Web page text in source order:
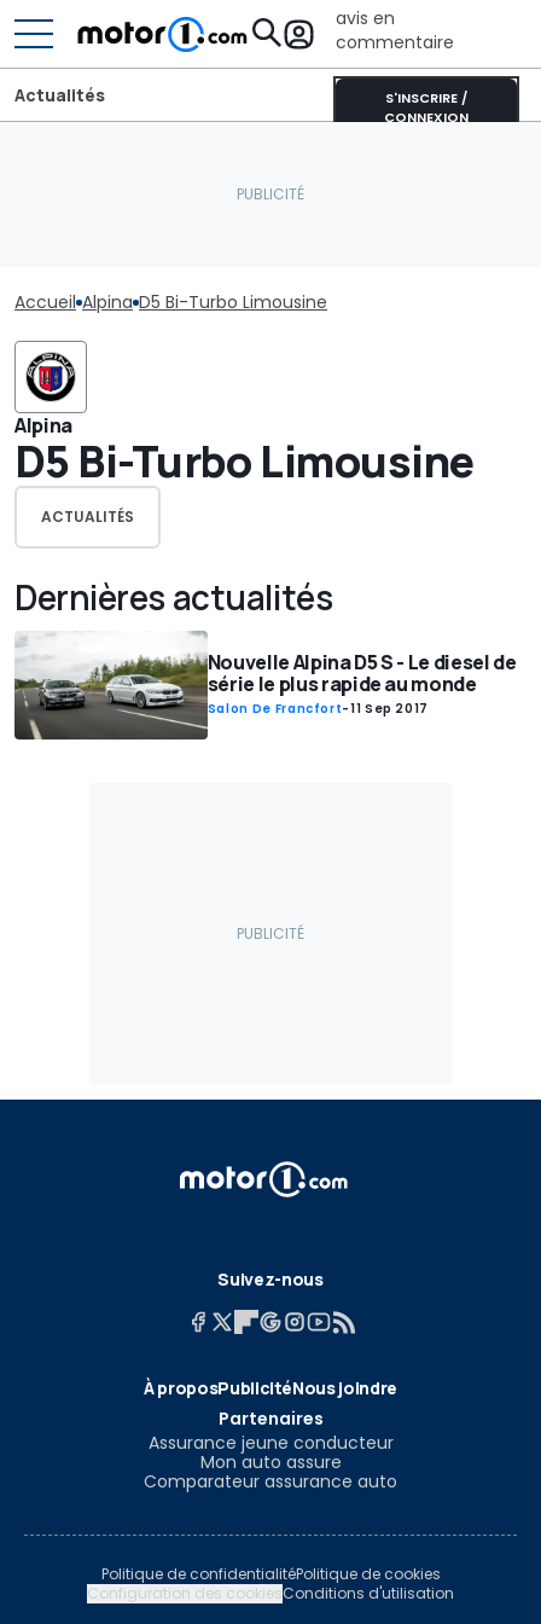
avis en
commentaire
S'INSCRIRE /
CONNEXION
Actualités
Accueil Alpina D5 Bi-Turbo Limousine
Alpina
D5 Bi-Turbo Limousine
ACTUALITÉS
Dernières actualités
Nouvelle Alpina D5 S - Le diesel de
série le plus rapide au monde
Salon De Francfort-11 Sep 2017
Suivez-nous
À proposPublicitéNous joindre
Partenaires
Assurance jeune conducteur
Mon auto assure
Comparateur assurance auto
Politique de confidentialitéPolitique de cookies
Configuration des cookiesConditions d'utilisation